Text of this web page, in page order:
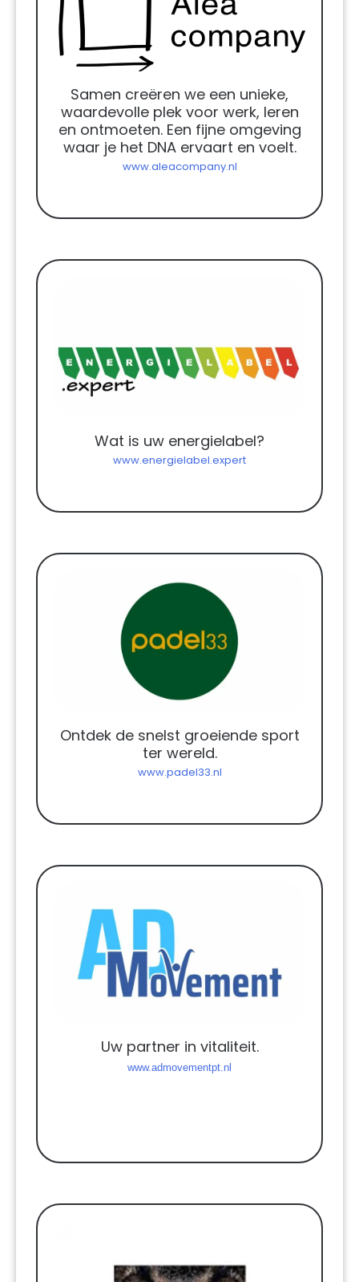
Samen creëren we een unieke,
waardevolle plek voor werk, leren
en ontmoeten. Een fijne omgeving
waar je het DNA ervaart en voelt.
www.aleacompany.nl
Wat is uw energielabel?
www.energielabel.expert
Ontdek de snelst groeiende sport
ter wereld.
www.padel33.nl
Uw partner in vitaliteit.
www.admovementpt.nl